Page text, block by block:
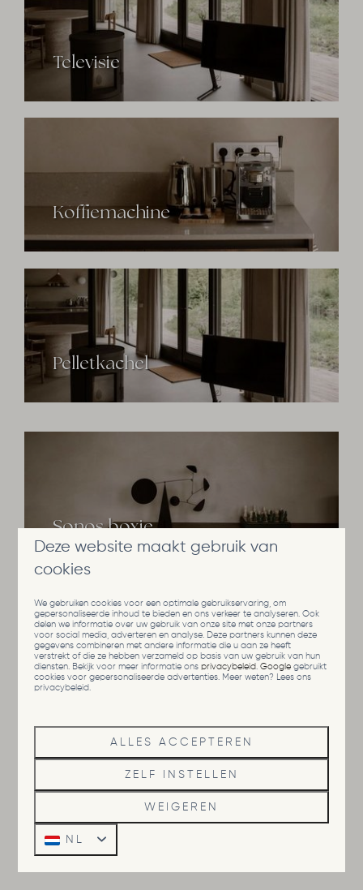
Televisie
Koffiemachine
Pelletkachel
Sonos boxje
Washok
Kampvuurhout + schapenvacht
Deze website maakt gebruik van
cookies
We gebruiken cookies voor een optimale gebruikservaring, om
gepersonaliseerde inhoud te bieden en ons verkeer te analyseren. Ook
delen we informatie over uw gebruik van onze site met onze partners
voor social media, adverteren en analyse. Deze partners kunnen deze
gegevens combineren met andere informatie die u aan ze heeft
verstrekt of die ze hebben verzameld op basis van uw gebruik van hun
diensten. Bekijk voor meer informatie onsprivacybeleid .Google gebruikt
cookies voor gepersonaliseerde advertenties. Meer weten? Lees ons
privacybeleid.
ALLES ACCEPTEREN
ZELF INSTELLEN
WEIGEREN
NL